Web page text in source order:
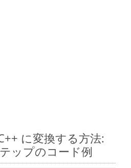
に変換する方法:
ップのコード例